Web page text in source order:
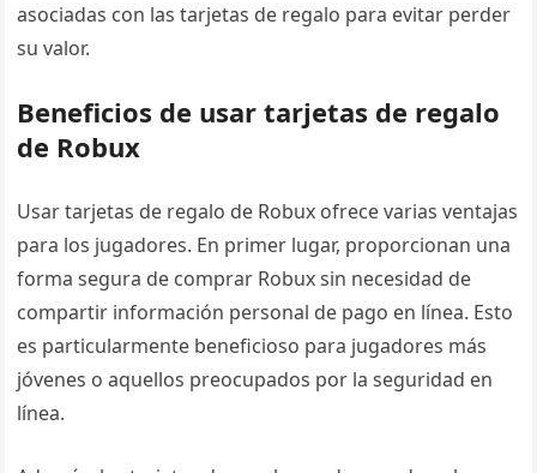
asociadas con las tarjetas de regalo para evitar perder
su valor.
Beneficios de usar tarjetas de regalo
de Robux
Usar tarjetas de regalo de Robux ofrece varias ventajas
para los jugadores. En primer lugar, proporcionan una
forma segura de comprar Robux sin necesidad de
compartir información personal de pago en línea. Esto
es particularmente beneficioso para jugadores más
jóvenes o aquellos preocupados por la seguridad en
línea.